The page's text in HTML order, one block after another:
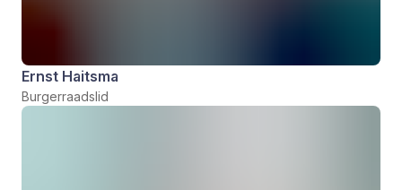
Ernst Haitsma
Burgerraadslid